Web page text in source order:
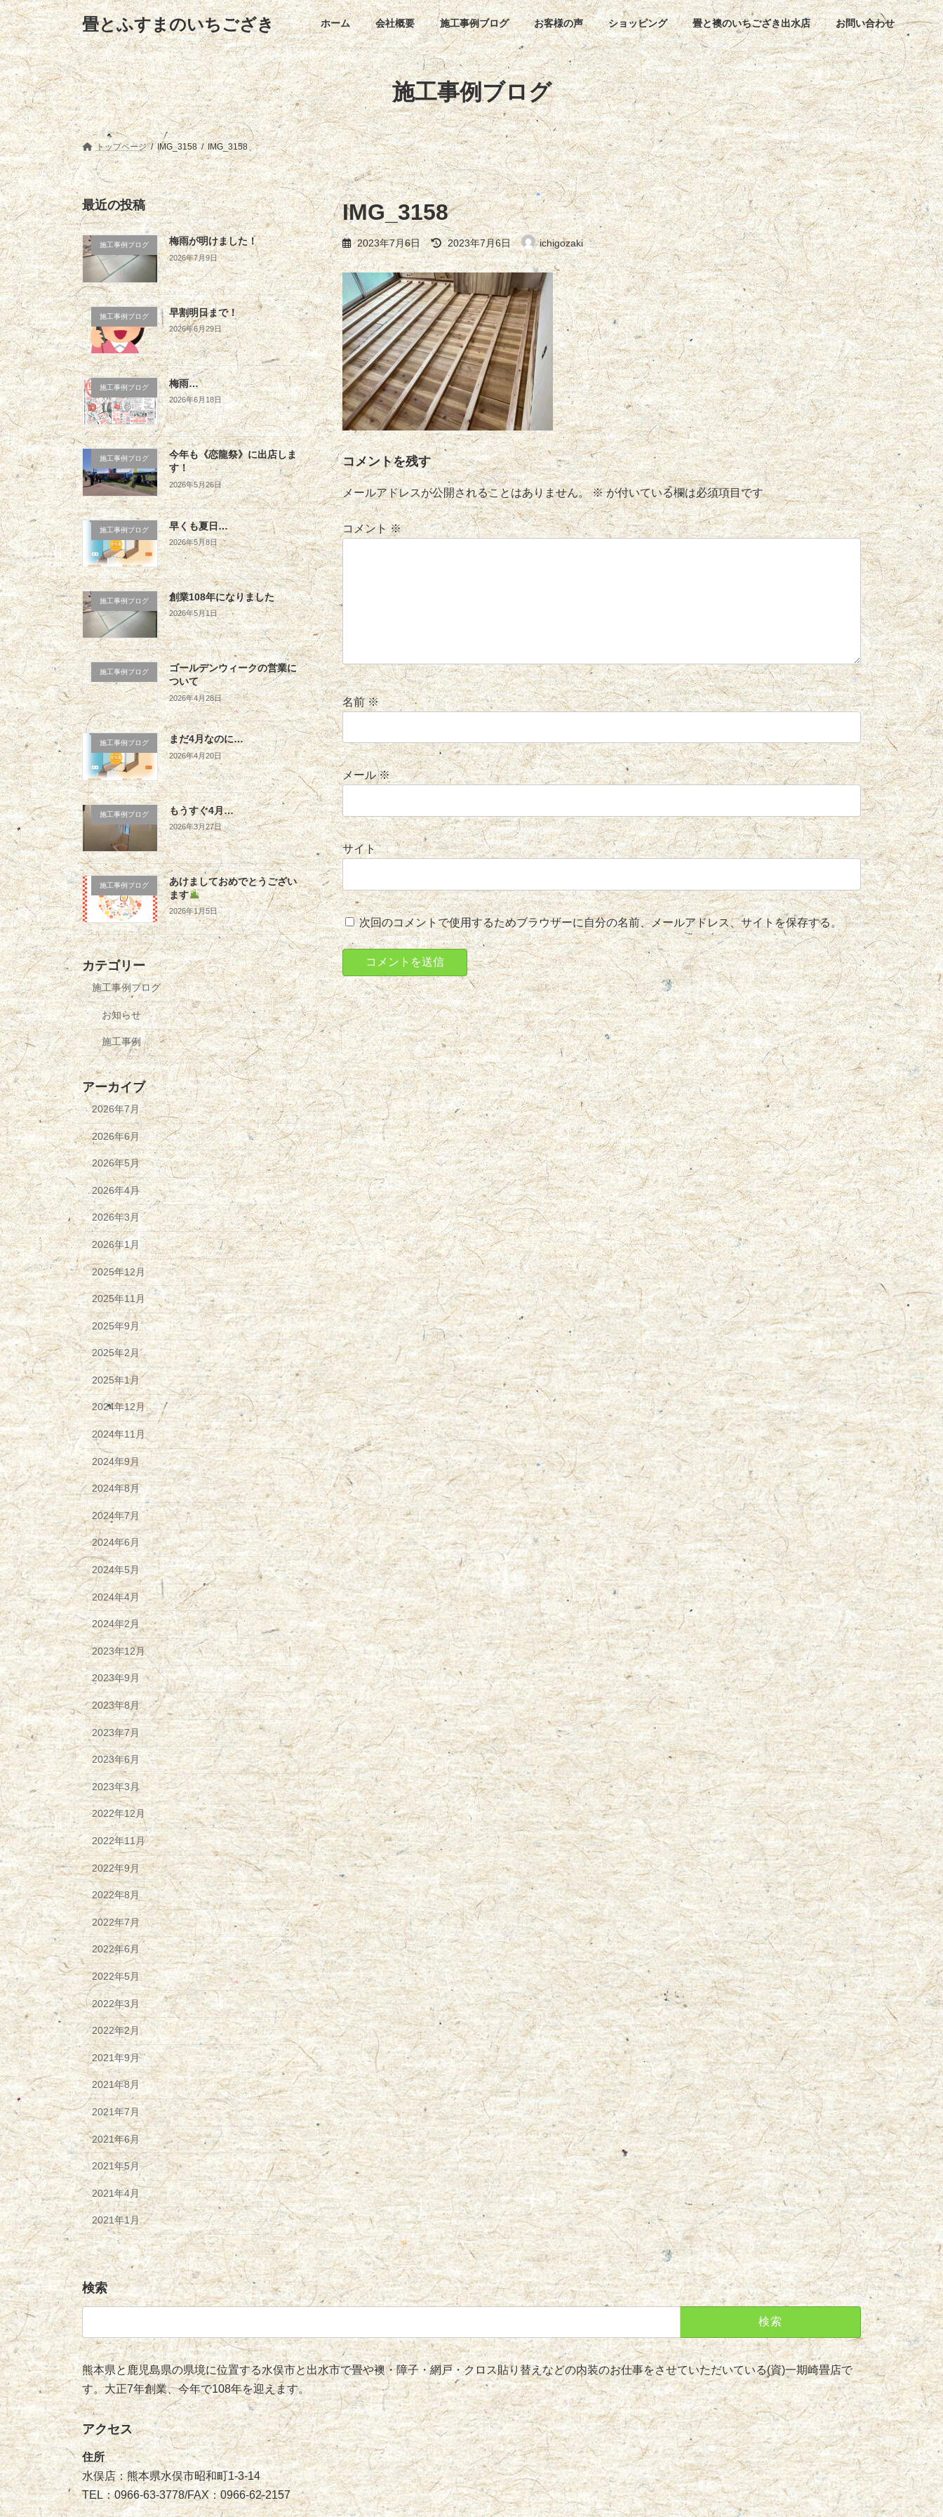
コ
ン
テ
ン
ツ
へ
ス
キ
ッ
プ
ナ
ビ
ゲ
ー
シ
ョ
ン
に
移
動
畳とふすまのいちござき ホーム 会社概要 施工事例ブログ お客様の声 ショッピング 畳と襖のいちござき出水店 お問い合わせ
施工事例ブログ
トップページ IMG_3158 IMG_3158
IMG_3158
2023年7月6日
最
終
更
新
日
時
:
2023年7月6日 ichigozaki
コメントを残す
メールアドレスが公開されることはありません。 ※が付いている欄は必須項目です
コメント※
名前※
メール※
サイト
次回のコメントで使用するためブラウザーに自分の名前、メールアドレス、サイトを保存する。
最近の投稿
施工事例ブログ 梅雨が明けました！
2026年7月9日
施工事例ブログ 早割明日まで！
2026年6月29日
施工事例ブログ 梅雨…
2026年6月18日
施工事例ブログ
今年も《恋龍祭》に出店しま
す！
2026年5月26日
施工事例ブログ 早くも夏日…
2026年5月8日
施工事例ブログ 創業108年になりました
2026年5月1日
施工事例ブログ
ゴールデンウィークの営業に
ついて
2026年4月28日
施工事例ブログ まだ4月なのに…
2026年4月20日
施工事例ブログ もうすぐ4月…
2026年3月27日
施工事例ブログ
あけましておめでとうござい
ます
2026年1月5日
カテゴリー
施工事例ブログ
お知らせ
施工事例
アーカイブ
2026年7月
2026年6月
2026年5月
2026年4月
2026年3月
2026年1月
2025年12月
2025年11月
2025年9月
2025年2月
2025年1月
2024年12月
2024年11月
2024年9月
2024年8月
2024年7月
2024年6月
2024年5月
2024年4月
2024年2月
2023年12月
2023年9月
2023年8月
2023年7月
2023年6月
2023年3月
2022年12月
2022年11月
2022年9月
2022年8月
2022年7月
2022年6月
2022年5月
2022年3月
2022年2月
2021年9月
2021年8月
2021年7月
2021年6月
2021年5月
2021年4月
2021年1月
検索
熊本県と鹿児島県の県境に位置する水俣市と出水市で畳や襖・障子・網戸・クロス貼り替えなどの内装のお仕事をさせていただいている(資)一期崎畳店で
す。大正7年創業、今年で108年を迎えます。
アクセス
住所
水俣店：熊本県水俣市昭和町1-3-14
TEL：0966-63-3778/FAX：0966-62-2157